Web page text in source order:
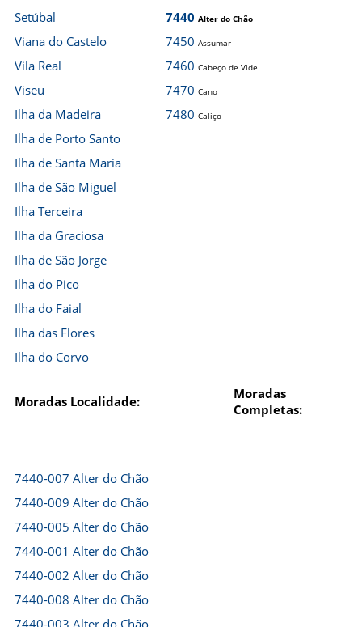
Setúbal
Viana do Castelo
Vila Real
Viseu
Ilha da Madeira
Ilha de Porto Santo
Ilha de Santa Maria
Ilha de São Miguel
Ilha Terceira
Ilha da Graciosa
Ilha de São Jorge
Ilha do Pico
Ilha do Faial
Ilha das Flores
Ilha do Corvo
7440 Alter do Chão
7450 Assumar
7460 Cabeço de Vide
7470 Cano
7480 Caliço
Moradas Localidade:
Moradas
Completas:
7440-007 Alter do Chão
7440-009 Alter do Chão
7440-005 Alter do Chão
7440-001 Alter do Chão
7440-002 Alter do Chão
7440-008 Alter do Chão
7440-003 Alter do Chão